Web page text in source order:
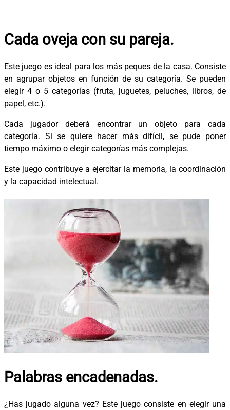
Cada oveja con su pareja.
Este juego es ideal para los más peques de la casa. Consiste
en agrupar objetos en función de su categoría. Se pueden
elegir 4 o 5 categorías (fruta, juguetes, peluches, libros, de
papel, etc.).
Cada jugador deberá encontrar un objeto para cada
categoría. Si se quiere hacer más difícil, se pude poner
tiempo máximo o elegir categorías más complejas.
Este juego contribuye a ejercitar la memoria, la coordinación
y la capacidad intelectual.
Palabras encadenadas.
¿Has jugado alguna vez? Este juego consiste en elegir una